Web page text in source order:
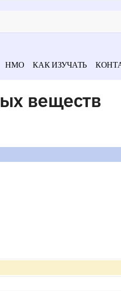
НМО КАК ИЗУЧАТЬ
веществ